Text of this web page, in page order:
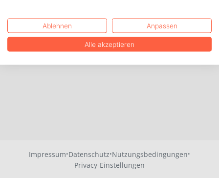
Impressum·Datenschutz·Nutzungsbedingungen·
Privacy-Einstellungen
Ablehnen Anpassen
Alle akzeptieren